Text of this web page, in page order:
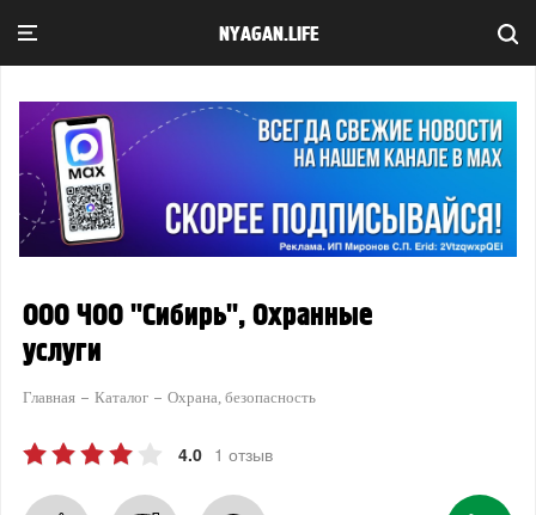
NYAGAN.LIFE
ООО ЧОО "Сибирь", Охранные
услуги
Главная Каталог Охрана, безопасность
4.0 1 отзыв